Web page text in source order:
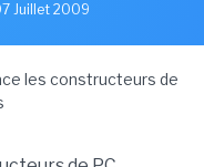
Juillet 2009